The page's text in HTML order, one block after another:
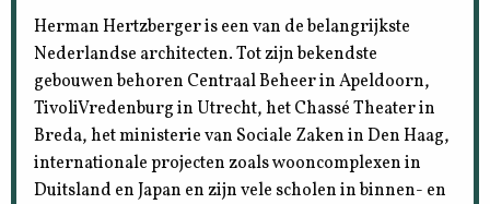
Herman Hertzberger is een van de belangrijkste
Nederlandse architecten. Tot zijn bekendste
gebouwen behoren Centraal Beheer in Apeldoorn,
TivoliVredenburg in Utrecht, het Chassé Theater in
Breda, het ministerie van Sociale Zaken in Den Haag,
internationale projecten zoals wooncomplexen in
Duitsland en Japan en zijn vele scholen in binnen- en